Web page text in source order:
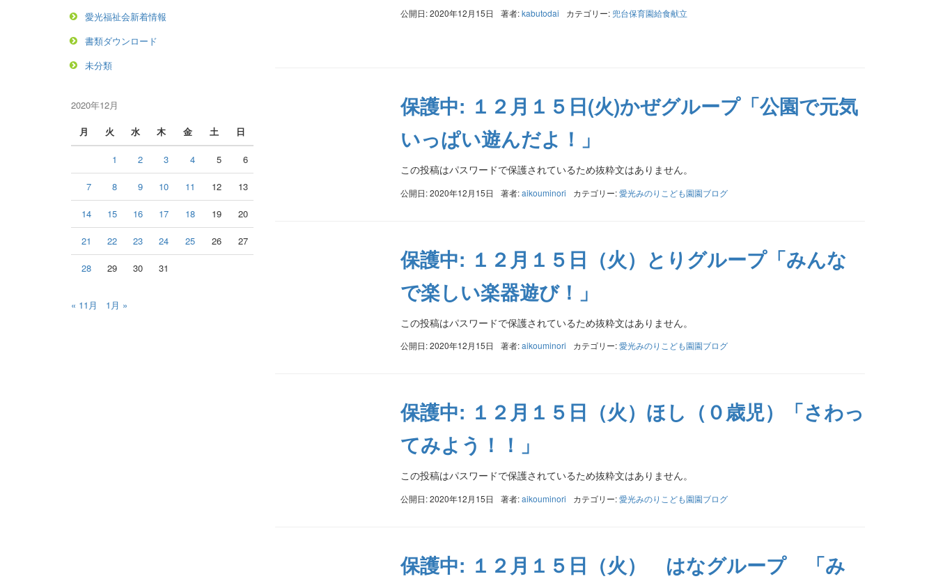
公開日: 2020年12月15日 著者:kabutodai カテゴリー: 兜台保育園給食献立
保護中: １２月１５日(火)かぜグループ「公園で元気
いっぱい遊んだよ！」
この投稿はパスワードで保護されているため抜粋文はありません。
公開日: 2020年12月15日 著者:aikouminori カテゴリー:愛光みのりこども園園ブログ
保護中: １２月１５日（火）とりグループ「みんな
で楽しい楽器遊び！」
この投稿はパスワードで保護されているため抜粋文はありません。
公開日: 2020年12月15日 著者:aikouminori カテゴリー:愛光みのりこども園園ブログ
保護中: １２月１５日（火）ほし（０歳児）「さわっ
てみよう！！」
この投稿はパスワードで保護されているため抜粋文はありません。
公開日: 2020年12月15日 著者:aikouminori カテゴリー:愛光みのりこども園園ブログ
保護中: １２月１５日（火） はなグループ 「み
愛光福祉会新着情報
書類ダウンロード
未分類
2020年12月
月
火 水 木 金 土 日
1 2 3 4 5 6
7 8 9 10 11 12 13
14 15 16 17 18 19 20
21 22 23 24 25 26 27
28 29 30 31
« 11月 1月 »